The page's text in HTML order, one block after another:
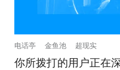
电话亭 金鱼池 超现实
你所拨打的用户正在